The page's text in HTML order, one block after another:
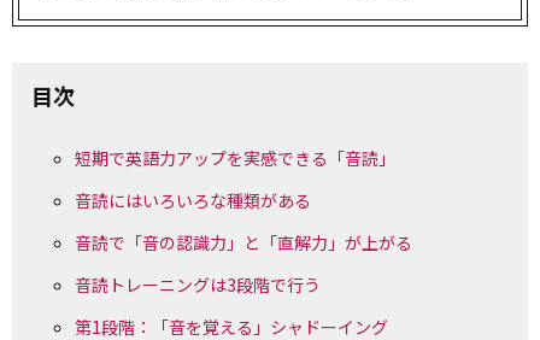
目次
短期で英語力アップを実感できる「音読」
音読にはいろいろな種類がある
音読で「音の認識力」と「直解力」が上がる
音読トレーニングは3段階で行う
第1段階：「音を覚える」シャドーイング